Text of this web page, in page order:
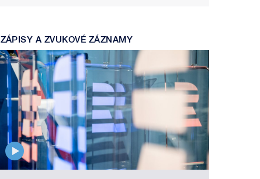
ZÁPISY A ZVUKOVÉ ZÁZNAMY